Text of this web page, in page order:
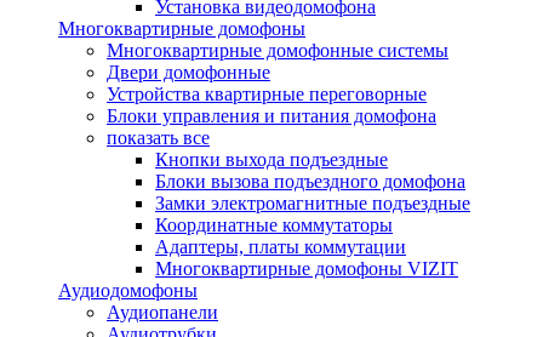
Установка видеодомофона
Многоквартирные домофоны
Многоквартирные домофонные системы
Двери домофонные
Устройства квартирные переговорные
Блоки управления и питания домофона
показать все
Кнопки выхода подъездные
Блоки вызова подъездного домофона
Замки электромагнитные подъездные
Координатные коммутаторы
Адаптеры, платы коммутации
Многоквартирные домофоны VIZIT
Аудиодомофоны
Аудиопанели